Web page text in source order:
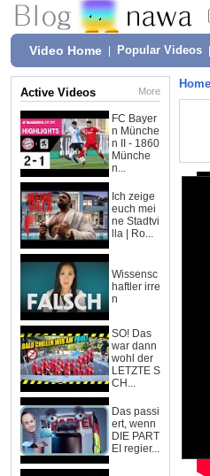
Video Home Popular Videos
Active Videos More
FC Bayer
n Münche
n II - 1860
Münche
n...
Ich zeige
euch mei
ne Stadtvi
lla | Ro...
Wissensc
haftler irre
n
SO! Das
war dann
wohl der
LETZTE S
CH...
Das passi
ert, wenn
DIE PART
EI regier...
Home